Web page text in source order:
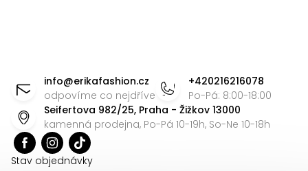
info@erikafashion.cz
odpovíme co nejdříve
+420216216078
Po-Pá: 8:00-18:00
Seifertova 982/25, Praha - Žižkov 13000
kamenná prodejna, Po-Pá 10-19h, So-Ne 10-18h
Stav objednávky